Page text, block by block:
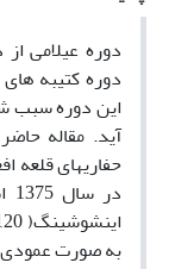
دوره عیلامی
دوره کتیبه
این دوره سبب
آید. مقاله
حفاری­های قلعه
به صورت